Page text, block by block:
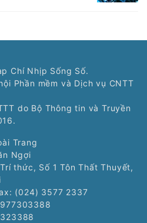
Chí Nhịp Sống Số.
Phần mềm và Dịch vụ CNTT
do Bộ Thông tin và Truyền
Trang
Ngợi
thức, Số 1 Tôn Thất Thuyết,
(024) 3577 2337